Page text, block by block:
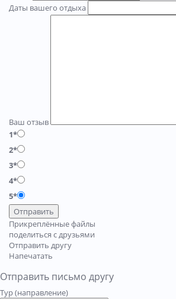
Даты вашего отдыха
Ваш отзыв
1*
2*
3*
4*
5*
Отправить
Прикреплённые файлы
поделиться с друзьями
Отправить другу
Напечатать
Отправить письмо другу
Тур (направление)